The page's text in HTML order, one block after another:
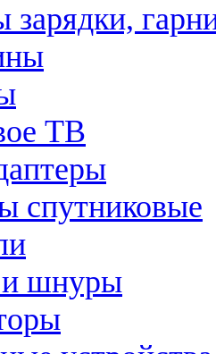
зарядки,
ТВ
спутниковые
шнуры